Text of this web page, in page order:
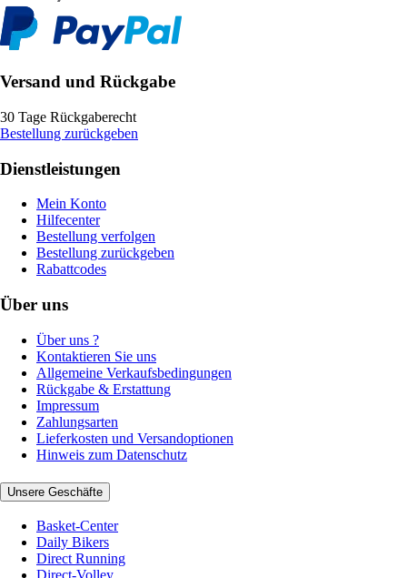
Versand und Rückgabe
30 Tage Rückgaberecht
Bestellung zurückgeben
Dienstleistungen
Mein Konto
Hilfecenter
Bestellung verfolgen
Bestellung zurückgeben
Rabattcodes
Über uns
Über uns ?
Kontaktieren Sie uns
Allgemeine Verkaufsbedingungen
Rückgabe & Erstattung
Impressum
Zahlungsarten
Lieferkosten und Versandoptionen
Hinweis zum Datenschutz
Unsere Geschäfte
Basket-Center
Daily Bikers
Direct Running